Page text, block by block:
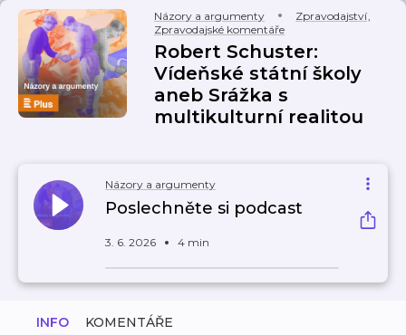
Názory a argumenty Zpravodajství,
Zpravodajské komentáře
Robert Schuster:
Vídeňské státní školy
aneb Srážka s
multikulturní realitou
Názory a argumenty
Poslechněte si podcast
3. 6. 2026 4 min
INFO KOMENTÁŘE